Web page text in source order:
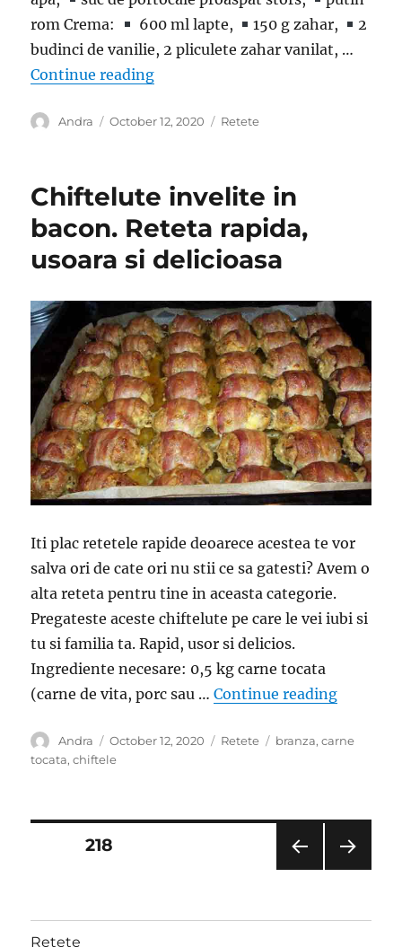
rom Crema:
600 ml lapte, 150 g zahar,
2
budinci de vanilie, 2 pliculete zahar vanilat, …
Continue reading“Prajitura cu fructe, fara coacere,
Author
Andra
Posted
October 12, 2020 Categories
Retete
Chiftelute invelite in
bacon. Reteta rapida,
usoara si delicioasa
Iti plac retetele rapide deoarece acestea te vor
salva ori de cate ori nu stii ce sa gatesti? Avem o
alta reteta pentru tine in aceasta categorie.
Pregateste aceste chiftelute pe care le vei iubi si
tu si familia ta. Rapid, usor si delicios.
Ingrediente necesare: 0,5 kg carne tocata
(carne de vita, porc sau …Continue reading
Author
Andra
Posted
on
October 12, 2020 Categories
Retete Tags
branza,carne
tocata,chiftele
Posts
PAGE218
Retete